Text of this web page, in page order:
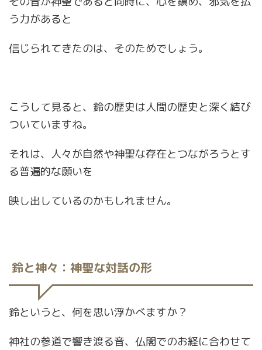
う力があると
信じられてきたのは、そのためでしょう。
こうして見ると、鈴の歴史は人間の歴史と深く結び
ついていますね。
それは、人々が自然や神聖な存在とつながろうとす
る普遍的な願いを
映し出しているのかもしれません。
鈴と神々：神聖な対話の形
鈴というと、何を思い浮かべますか？
神社の参道で響き渡る音、仏閣でのお経に合わせて